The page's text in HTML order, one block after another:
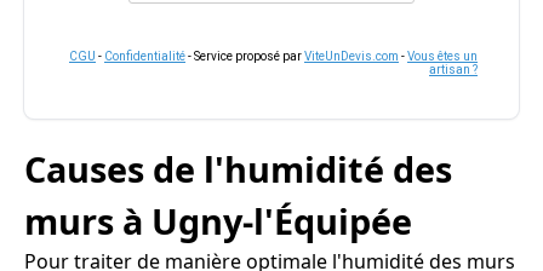
CGU - Confidentialité- Service proposé parViteUnDevis.com -Vous êtes un
artisan ?
Causes de l'humidité des
murs à Ugny-l'Équipée
Pour traiter de manière optimale l'humidité des murs